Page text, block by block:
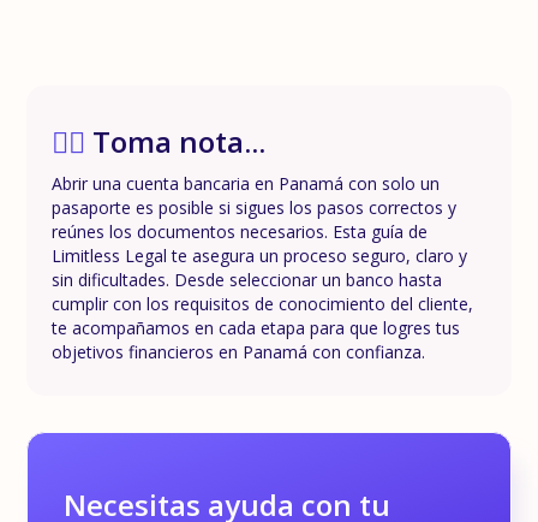
✍🏼 Toma nota...
Abrir una cuenta bancaria en Panamá con solo un
pasaporte es posible si sigues los pasos correctos y
reúnes los documentos necesarios. Esta guía de
Limitless Legal te asegura un proceso seguro, claro y
sin dificultades. Desde seleccionar un banco hasta
cumplir con los requisitos de conocimiento del cliente,
te acompañamos en cada etapa para que logres tus
objetivos financieros en Panamá con confianza.
Necesitas ayuda con tu